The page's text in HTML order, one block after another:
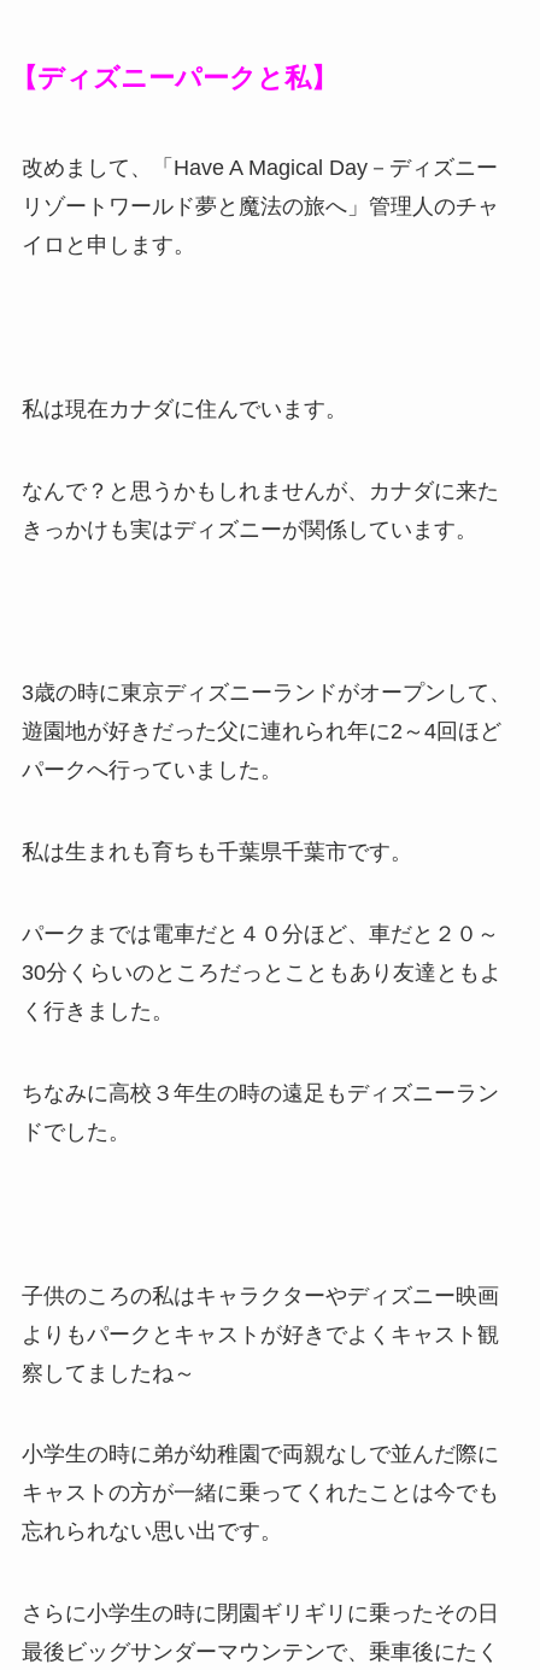
【ディズニーパークと私】
改めまして、「Have A Magical Day－ディズニー
リゾートワールド夢と魔法の旅へ」管理人のチャ
イロと申します。
私は現在カナダに住んでいます。
なんで？と思うかもしれませんが、カナダに来た
きっかけも実はディズニーが関係しています。
3歳の時に東京ディズニーランドがオープンして、
遊園地が好きだった父に連れられ年に2～4回ほど
パークへ行っていました。
私は生まれも育ちも千葉県千葉市です。
パークまでは電車だと４０分ほど、車だと２０～
30分くらいのところだっとこともあり友達ともよ
く行きました。
ちなみに高校３年生の時の遠足もディズニーラン
ドでした。
子供のころの私はキャラクターやディズニー映画
よりもパークとキャストが好きでよくキャスト観
察してましたね～
小学生の時に弟が幼稚園で両親なしで並んだ際に
キャストの方が一緒に乗ってくれたことは今でも
忘れられない思い出です。
さらに小学生の時に閉園ギリギリに乗ったその日
最後ビッグサンダーマウンテンで、乗車後にたく